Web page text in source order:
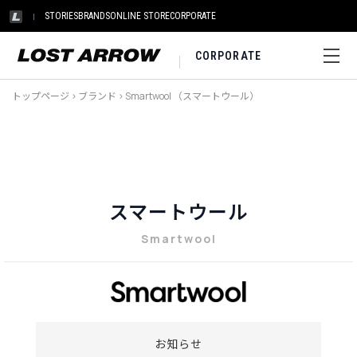
STORIESBRANDSONLINE STORECORPORATE
CORPORATE
トップページ > ブランド > Smartwool （スマートウール）
スマートウール
Smartwool
お知らせ